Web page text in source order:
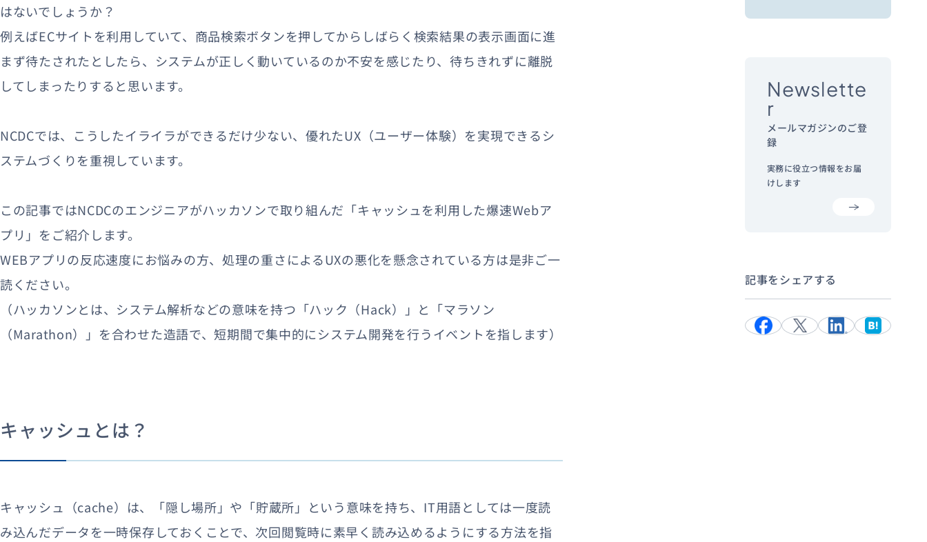
はないでしょうか？
例えばECサイトを利用していて、商品検索ボタンを押してからしばらく検索結果の表示画面に進
まず待たされたとしたら、システムが正しく動いているのか不安を感じたり、待ちきれずに離脱
してしまったりすると思います。
NCDCでは、こうしたイライラができるだけ少ない、優れたUX（ユーザー体験）を実現できるシ
ステムづくりを重視しています。
この記事ではNCDCのエンジニアがハッカソンで取り組んだ「キャッシュを利用した爆速Webア
プリ」をご紹介します。
WEBアプリの反応速度にお悩みの方、処理の重さによるUXの悪化を懸念されている方は是非ご一
読ください。
（ハッカソンとは、システム解析などの意味を持つ「ハック（Hack）」と「マラソン
（Marathon）」を合わせた造語で、短期間で集中的にシステム開発を行うイベントを指します）
キャッシュとは？
キャッシュ（cache）は、「隠し場所」や「貯蔵所」という意味を持ち、IT用語としては一度読
み込んだデータを一時保存しておくことで、次回閲覧時に素早く読み込めるようにする方法を指
Newslette
r
メールマガジンのご登
録
実務に役立つ情報をお届
けします
記事をシェアする